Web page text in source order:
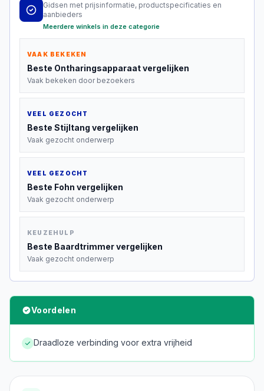
Gidsen met prijsinformatie, productspecificaties en
aanbieders
Meerdere winkels in deze categorie
VAAK BEKEKEN
Beste Ontharingsapparaatvergelijken
Vaak bekeken door bezoekers
VEEL GEZOCHT
Beste Stijltang vergelijken
Vaak gezocht onderwerp
VEEL GEZOCHT
Beste Fohn vergelijken
Vaak gezocht onderwerp
KEUZEHULP
Beste Baardtrimmervergelijken
Vaak gezocht onderwerp
Voordelen
Draadloze verbinding voor extra vrijheid